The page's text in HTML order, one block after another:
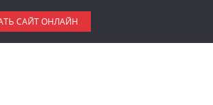
САЙТ ОНЛАЙН